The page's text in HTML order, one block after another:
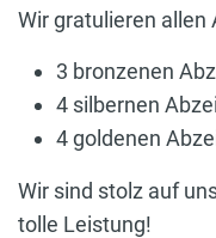
Wir gratulieren allen
3 bronzenen
4 silbernen
4 goldenen
Wir sind stolz auf
tolle Leistung!